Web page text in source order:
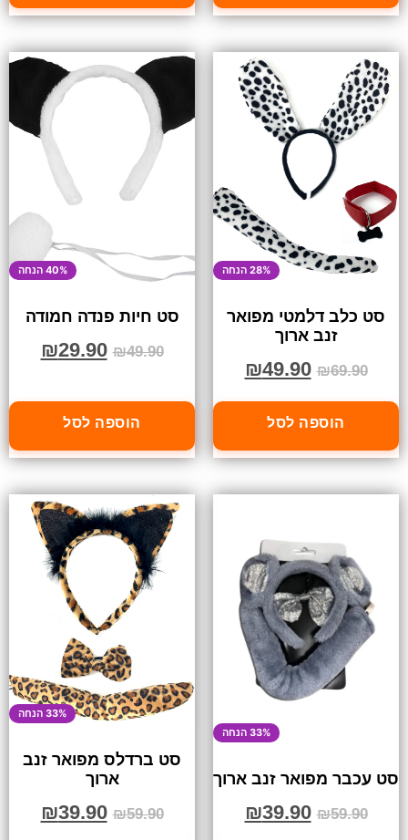
28% הנחה
סט כלב דלמטי מפואר
זנב ארוך
₪69.90
₪49.90
הוספה לסל
40% הנחה
סט חיות פנדה חמודה
₪49.90
₪29.90
הוספה לסל
33% הנחה
סט עכבר מפואר זנב ארוך
₪59.90
₪39.90
33% הנחה
סט ברדלס מפואר זנב
ארוך
₪59.90
₪39.90